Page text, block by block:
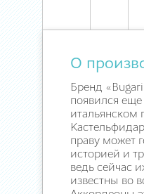
О
Бренд
появился еще
итальянском
праву может
историей и
ведь сейчас
известны во